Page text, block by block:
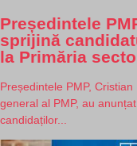
Președintele
sprijină
la Primăria
Președintele PMP,
general al PMP, au
candidaților...